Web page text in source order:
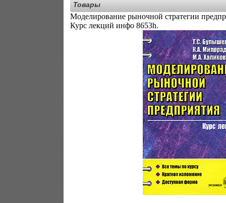
Товары
Моделирование рыночной стратегии
Курс лекций инфо 8653h.